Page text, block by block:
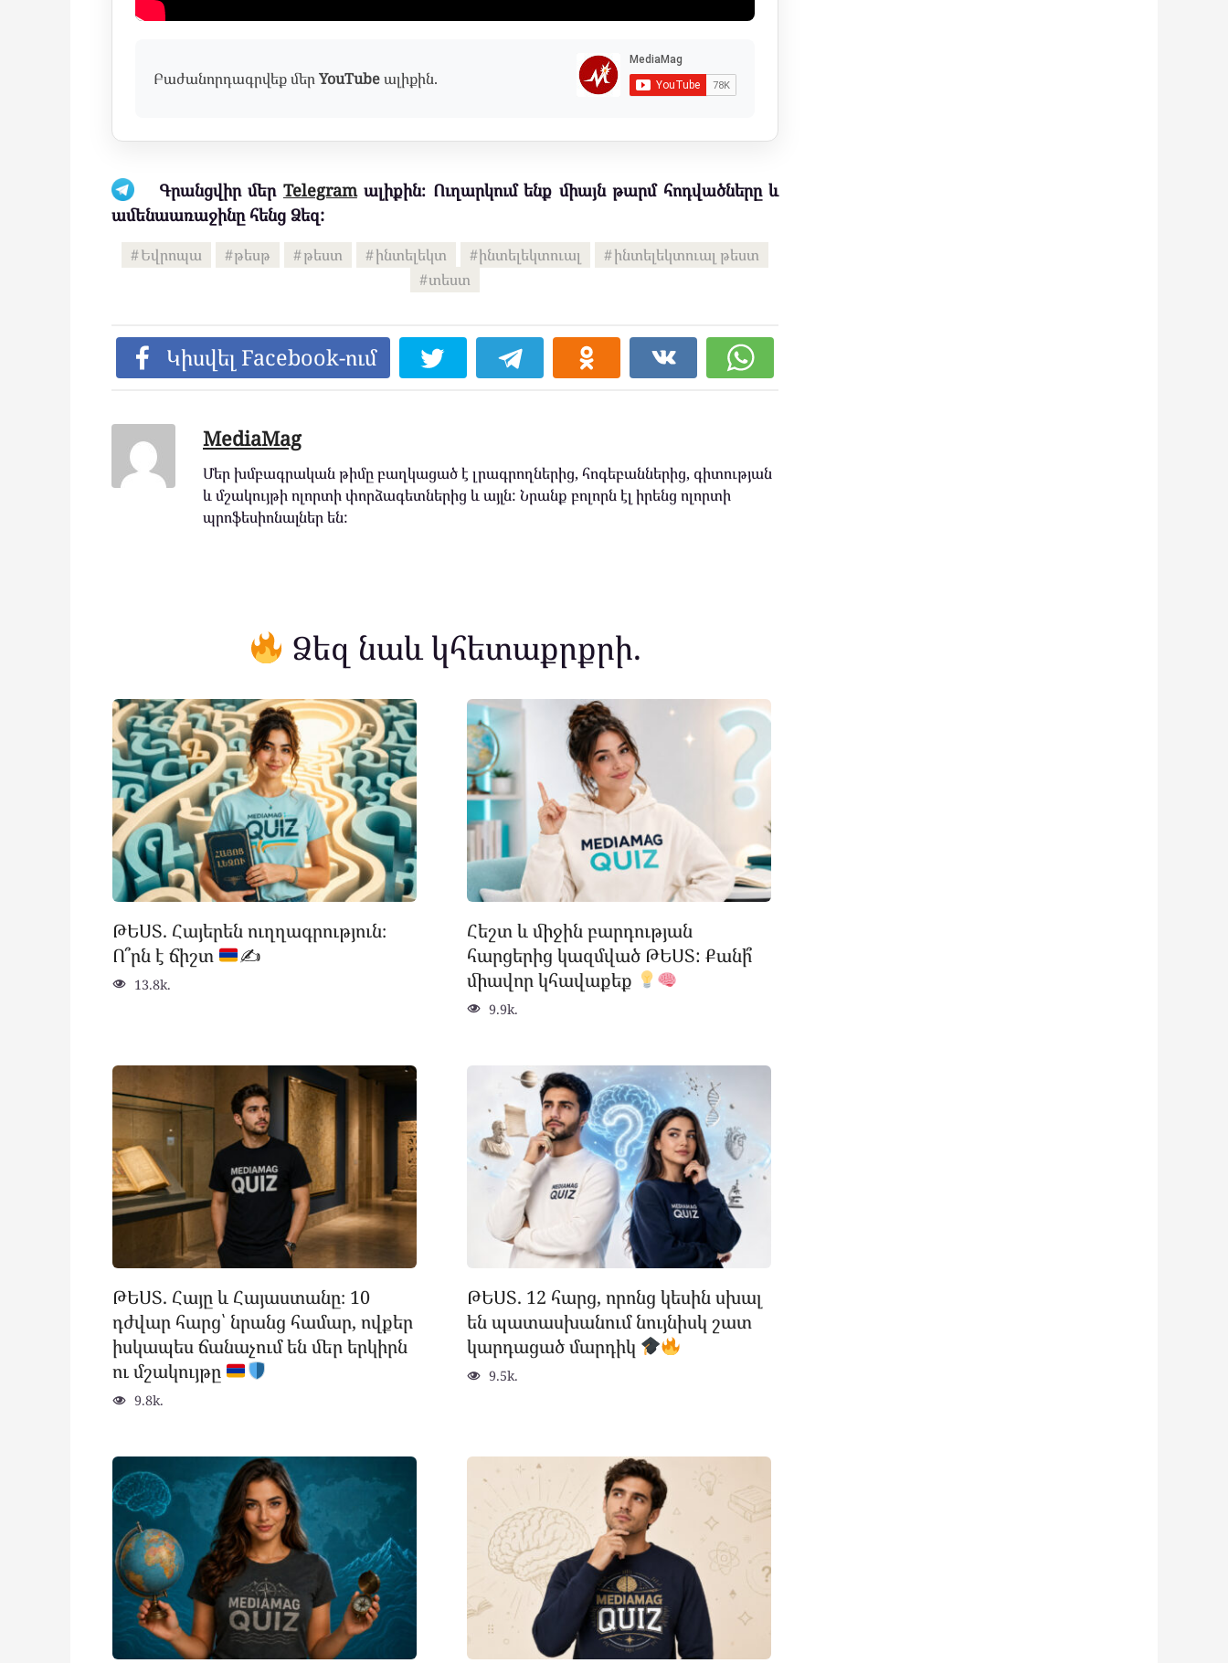
Բաժանորդագրվեք մերYouTubeալիքին.
Գրանցվիր մեր Telegramալիքին։ Ուղարկում ենք միայն թարմ հոդվածները և
ամենաառաջինը հենց Ձեզ:
Եվրոպա թեսթ թեստ ինտելեկտ ինտելեկտուալ
ինտելեկտուալ թեստ
տեստ
Կիսվել Facebook-ում
MediaMag
Մեր խմբագրական թիմը բաղկացած է լրագրողներից, հոգեբաններից, գիտության
և մշակույթի ոլորտի փորձագետներից և այլն: Նրանք բոլորն էլ իրենց ոլորտի
պրոֆեսիոնալներ են:
Ձեզ նաև կհետաքրքրի.
ԹԵՍՏ. Հայերեն ուղղագրություն։
Ո՞րն է ճիշտ
✍
13.8k.
Հեշտ և միջին բարդության
հարցերից կազմված ԹԵՍՏ: Քանի՞
միավոր կհավաքեք
9.9k.
ԹԵՍՏ. Հայը և Հայաստանը։ 10
դժվար հարց՝ նրանց համար, ովքեր
իսկապես ճանաչում են մեր երկիրն
ու մշակույթը
9.8k.
ԹԵՍՏ. 12 հարց, որոնց կեսին սխալ
են պատասխանում նույնիսկ շատ
կարդացած մարդիկ
9.5k.